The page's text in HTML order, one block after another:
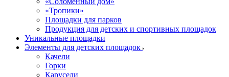
«Тропики»
Площадки для парков
Продукция для детских и спортивных площадок
Уникальные площадки
Элементы для детских площадок
Качели
Горки
Карусели